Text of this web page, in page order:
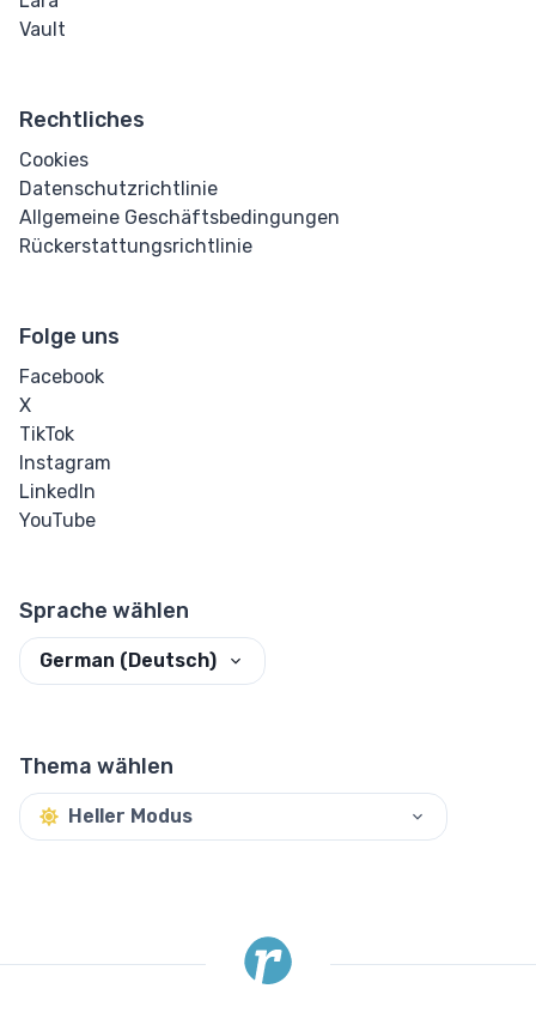
Vault
Rechtliches
Cookies
Datenschutzrichtlinie
Allgemeine Geschäftsbedingungen
Rückerstattungsrichtlinie
Folge uns
Facebook
X
TikTok
Instagram
LinkedIn
YouTube
Sprache wählen
German (Deutsch)
Thema wählen
Heller Modus